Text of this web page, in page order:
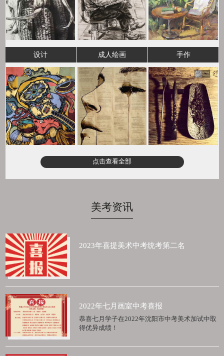
设计 成人绘画 手作
点击查看全部
美考资讯
2023年喜提美术中考统考第二名
2022年七月画室中考喜报
恭喜七月学子在2022年沈阳市中考美术加试中取
得优异成绩！